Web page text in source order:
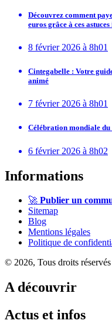
Découvrez comment
euros grâce à ces
8 février 2026 à 8h01
Cintegabelle : Votre
animé
7 février 2026 à 8h01
Célébration mondiale du
6 février 2026 à 8h02
Informations
🚀 Publier un
Sitemap
Blog
Mentions légales
Politique de
© 2026, Tous droits réservés
A découvrir
Actus et infos